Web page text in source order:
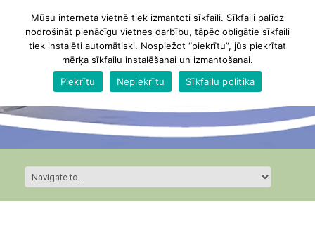
Mūsu interneta vietnē tiek izmantoti sīkfaili. Sīkfaili palīdz
nodrošināt pienācīgu vietnes darbību, tāpēc obligātie sīkfaili
tiek instalēti automātiski. Nospiežot “piekrītu”, jūs piekrītat
mērķa sīkfailu instalēšanai un izmantošanai.
Piekrītu
Nepiekrītu Sīkfailu politika